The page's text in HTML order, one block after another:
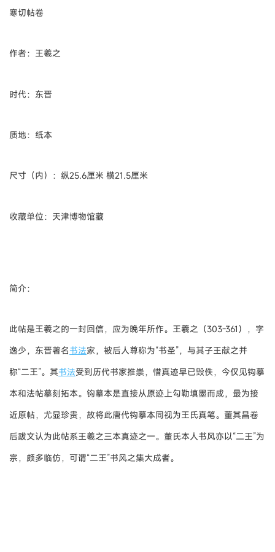
寒切帖卷
作者：王羲之
时代：东晋
质地：纸本
尺寸（内）：纵25.6厘米 横21.5厘米
收藏单位：天津博物馆藏
简介：
此帖是王羲之的一封回信，应为晚年所作。王羲之（303-361），字
逸少，东晋著名书法家，被后人尊称为“书圣”，与其子王献之并
称“二王”。其书法受到历代书家推崇，惜真迹早已毁佚，今仅见钩摹
本和法帖摹刻拓本。钩摹本是直接从原迹上勾勒填墨而成，最为接
近原帖，尤显珍贵，故将此唐代钩摹本同视为王氏真笔。董其昌卷
后跋文认为此帖系王羲之三本真迹之一。董氏本人书风亦以“二王”为
宗，颇多临仿，可谓“二王”书风之集大成者。